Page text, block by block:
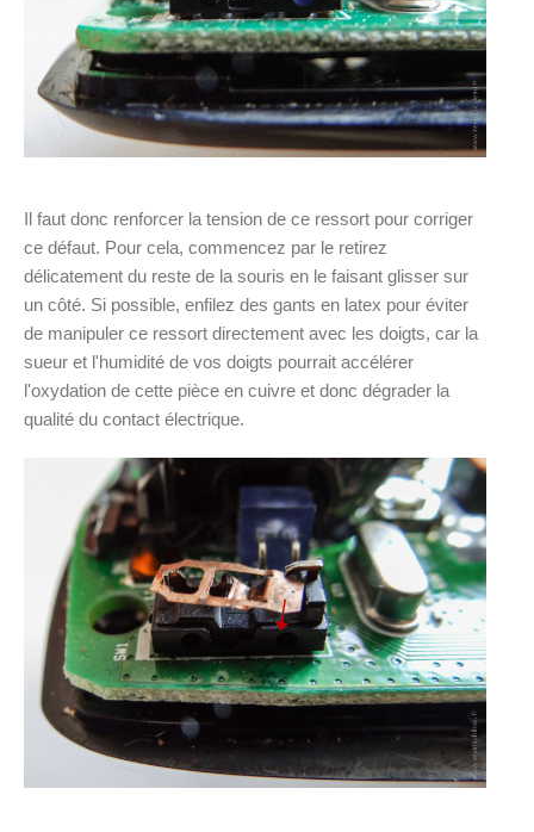
Il faut donc renforcer la tension de ce ressort pour corriger
ce défaut. Pour cela, commencez par le retirez
délicatement du reste de la souris en le faisant glisser sur
un côté. Si possible, enfilez des gants en latex pour éviter
de manipuler ce ressort directement avec les doigts, car la
sueur et l'humidité de vos doigts pourrait accélérer
l'oxydation de cette pièce en cuivre et donc dégrader la
qualité du contact électrique.